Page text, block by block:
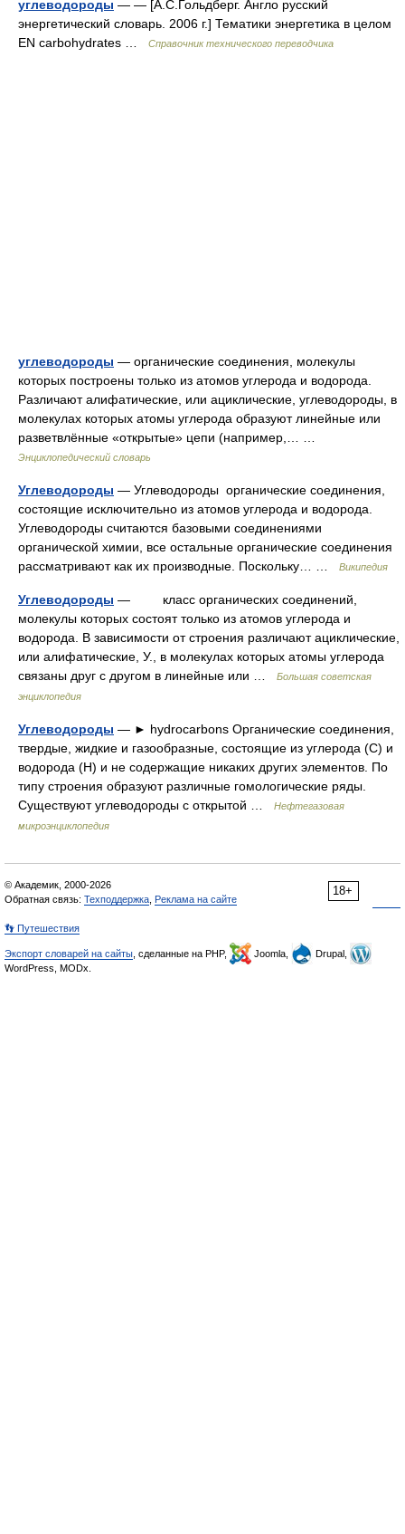
углеводороды — — [А.С.Гольдберг. Англо русский
энергетический словарь. 2006 г.] Тематики энергетика в целом
EN carbohydrates …
Справочник технического переводчика
углеводороды — органические соединения, молекулы
которых построены только из атомов углерода и водорода.
Различают алифатические, или ациклические, углеводороды, в
молекулах которых атомы углерода образуют линейные или
разветвлённые «открытые» цепи (например,… …
Энциклопедический словарь
Углеводороды — Углеводороды органические соединения,
состоящие исключительно из атомов углерода и водорода.
Углеводороды считаются базовыми соединениями
органической химии, все остальные органические соединения
рассматривают как их производные. Поскольку… …
Википедия
Углеводороды — класс органических соединений,
молекулы которых состоят только из атомов углерода и
водорода. В зависимости от строения различают ациклические,
или алифатические, У., в молекулах которых атомы углерода
связаны друг с другом в линейные или …
Большая советская
энциклопедия
Углеводороды — ► hydrocarbons Органические соединения,
твердые, жидкие и газообразные, состоящие из углерода (С) и
водорода (Н) и не содержащие никаких других элементов. По
типу строения образуют различные гомологические ряды.
Существуют углеводороды с открытой …
Нефтегазовая
микроэнциклопедия
18+
© Академик, 2000-2026
Обратная связь: Техподдержка Реклама на сайте
👣 Путешествия
Экспорт словарей на сайты , сделанные на PHP, Joomla,
Drupal,
WordPress, MODx.